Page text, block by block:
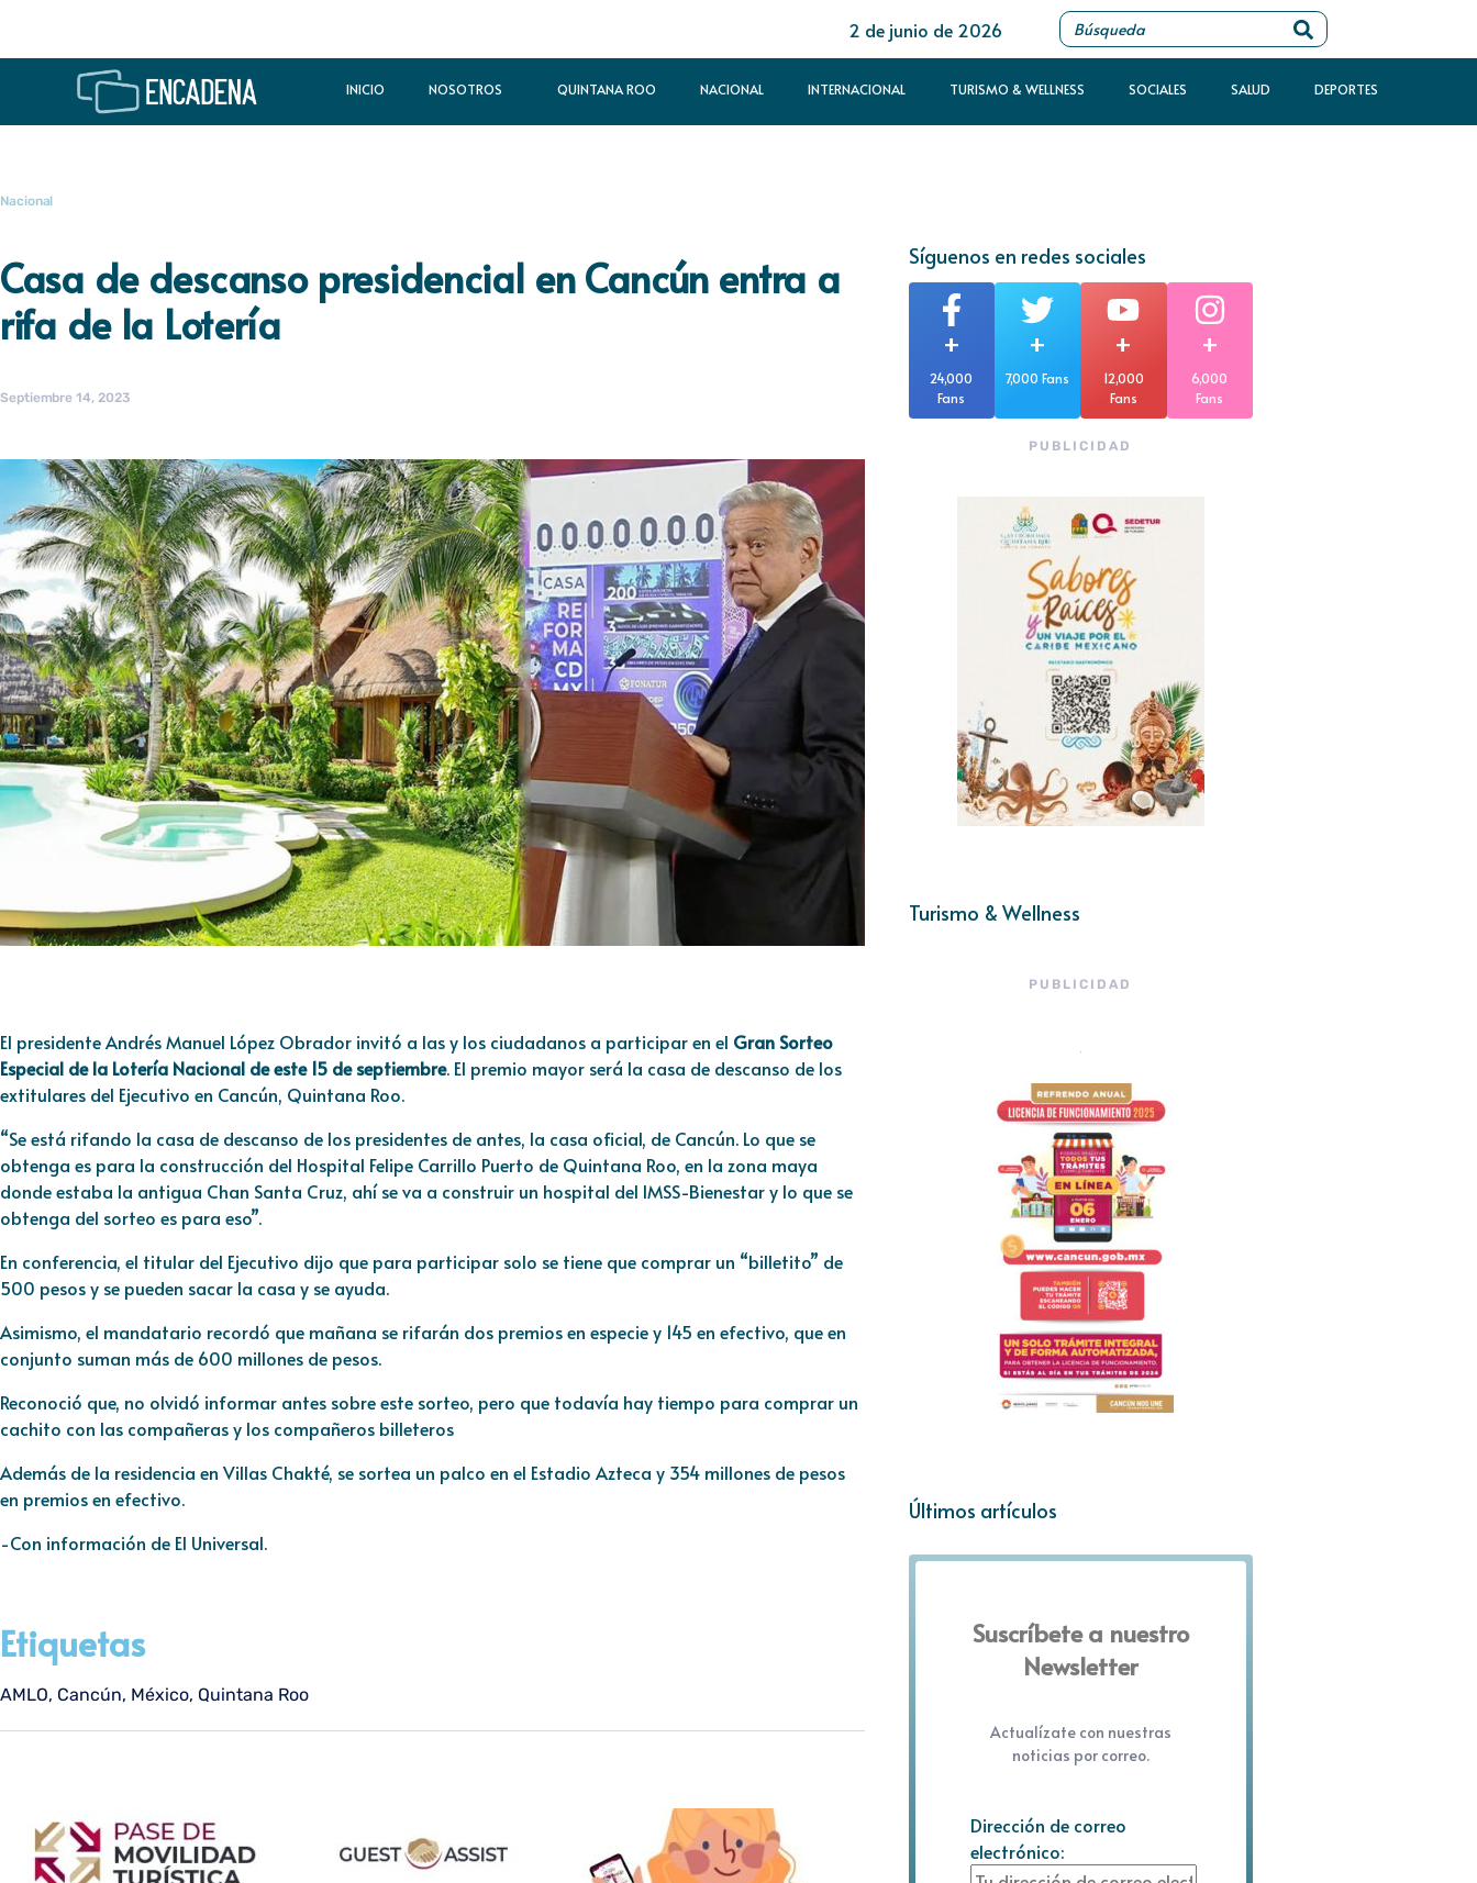
2 de junio de 2026
INICIO NOSOTROS QUINTANA ROO NACIONAL INTERNACIONAL TURISMO & WELLNESS SOCIALES SALUD DEPORTES
Nacional
Casa de descanso presidencial en Cancún entra a
rifa de la Lotería
Septiembre 14, 2023
El presidente Andrés Manuel López Obrador invitó a las y los ciudadanos a participar en el Gran Sorteo
Especial de la Lotería Nacional de este 15 de septiembre. El premio mayor será la casa de descanso de los
extitulares del Ejecutivo en Cancún, Quintana Roo.
“Se está rifando la casa de descanso de los presidentes de antes, la casa oficial, de Cancún. Lo que se
obtenga es para la construcción del Hospital Felipe Carrillo Puerto de Quintana Roo, en la zona maya
donde estaba la antigua Chan Santa Cruz, ahí se va a construir un hospital del IMSS-Bienestar y lo que se
obtenga del sorteo es para eso”.
En conferencia, el titular del Ejecutivo dijo que para participar solo se tiene que comprar un “billetito” de
500 pesos y se pueden sacar la casa y se ayuda.
Asimismo, el mandatario recordó que mañana se rifarán dos premios en especie y 145 en efectivo, que en
conjunto suman más de 600 millones de pesos.
Reconoció que, no olvidó informar antes sobre este sorteo, pero que todavía hay tiempo para comprar un
cachito con las compañeras y los compañeros billeteros
Además de la residencia en Villas Chakté, se sortea un palco en el Estadio Azteca y 354 millones de pesos
en premios en efectivo.
-Con información de El Universal.
Etiquetas
AMLO, Cancún, México, Quintana Roo
Síguenos en redes sociales
+
24,000
Fans
+
7,000 Fans
+
12,000
Fans
+
6,000
Fans
PUBLICIDAD
Turismo & Wellness
PUBLICIDAD
Últimos artículos
Suscríbete a nuestro
Newsletter
Actualízate con nuestras
noticias por correo.
Dirección de correo
electrónico: